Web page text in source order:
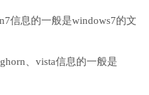
信息的一般是windows7的文
、vista信息的一般是